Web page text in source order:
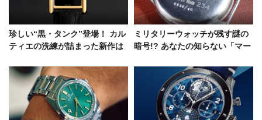
珍しい“黒・タンク”登場！ カル
ティエの洗練が詰まった新作は
ミリタリーウォッチが残す謎の
暗号!? あなたの知らない「マー